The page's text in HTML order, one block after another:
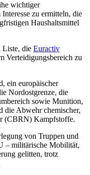
wichtiger
zu ermitteln, die
Haushaltsmittel
Liste, die Euractiv
Verteidigungsbereich zu
ein europäischer
Nordostgrenze, die
sowie Munition,
die Abwehr chemischer,
(CBRN) Kampfstoffe.
von Truppen und
– militärische Mobilität,
gelitten, trotz